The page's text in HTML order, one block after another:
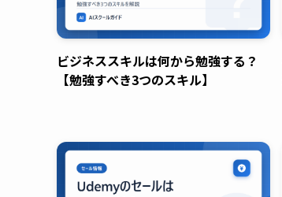
ビジネススキルは何から勉強する？
【勉強すべき3つのスキル】